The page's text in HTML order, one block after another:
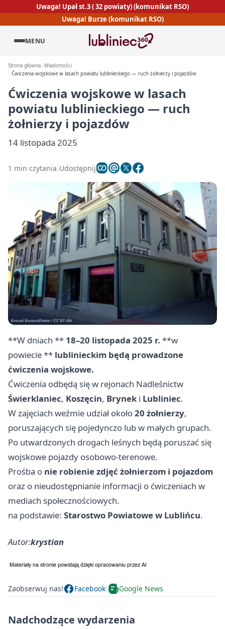
Uwaga! Upał st.3 ( 32 powiaty) (komunikat RSO)
Uwaga! Burze (komunikat RSO)
MENU
Strona główna Wiadomości
Ćwiczenia wojskowe w lasach powiatu lublinieckiego — ruch żołnierzy i pojazdów
Ćwiczenia wojskowe w lasach
powiatu lublinieckiego — ruch
żołnierzy i pojazdów
14 listopada 2025
1 min czytania Udostępnij
**W dniach ** 18–20 listopada 2025 r. **w
powiecie ** lublinieckim będą prowadzone
ćwiczenia wojskowe.
Ćwiczenia odbędą się w rejonach Nadleśnictw
Świerklaniec, Koszęcin, Brynek i Lubliniec.
W zajęciach weźmie udział około20 żołnierzy,
poruszających się pojedynczo lub w małych grupach.
Po utwardzonych drogach leśnych będą poruszać się
wojskowe pojazdy osobowo‑terenowe.
Prośba o nie robienie zdjęć żołnierzom i pojazdom
oraz o nieudostępnianie informacji o ćwiczeniach w
mediach społecznościowych.
na podstawie: Starostwo Powiatowe w Lublińcu.
Autor:krystian
Zaobserwuj nas! Facebook Google News
Nadchodzące wydarzenia